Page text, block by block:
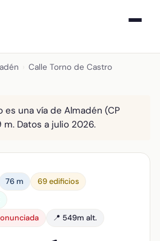
Calle Torno de Castro
es una vía de Almadén (CP
m. Datos a julio 2026.
76 m
69 edificios
📍 549m alt.